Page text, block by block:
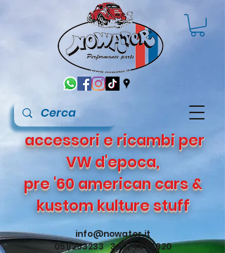
info@nowater.it
051/253233 347/4495820
accessori e ricambi per
VW d'epoca,
pre '60 american cars &
kustom kulture stuff